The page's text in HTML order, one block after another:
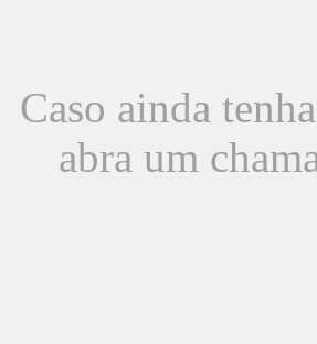
Caso ainda
abra um